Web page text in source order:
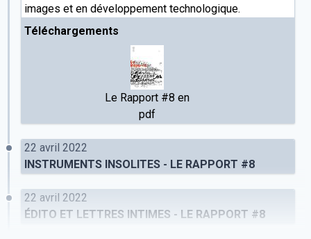
images et en développement technologique.
Téléchargements
Le Rapport #8 en
pdf
22 avril 2022
INSTRUMENTS INSOLITES - LE RAPPORT #8
22 avril 2022
ÉDITO ET LETTRES INTIMES - LE RAPPORT #8